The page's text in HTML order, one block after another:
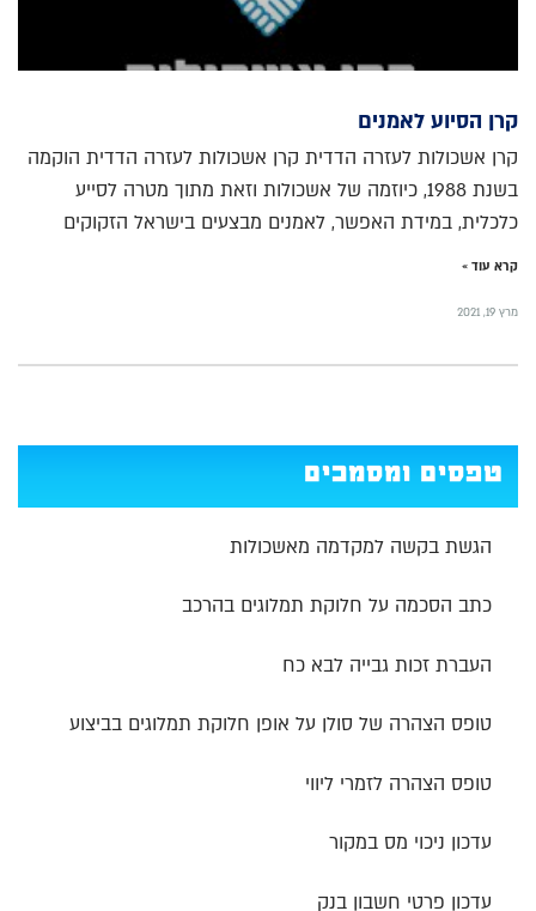
קרן הסיוע לאמנים
קרן אשכולות לעזרה הדדית קרן אשכולות לעזרה הדדית הוקמה
בשנת 1988, כיוזמה של אשכולות וזאת מתוך מטרה לסייע
כלכלית, במידת האפשר, לאמנים מבצעים בישראל הזקוקים
קרא עוד »
מרץ 19, 2021
טפסים ומסמכים
הגשת בקשה למקדמה מאשכולות
כתב הסכמה על חלוקת תמלוגים בהרכב
העברת זכות גבייה לבא כח
טופס הצהרה של סולן על אופן חלוקת תמלוגים בביצוע
טופס הצהרה לזמרי ליווי
עדכון ניכוי מס במקור
עדכון פרטי חשבון בנק